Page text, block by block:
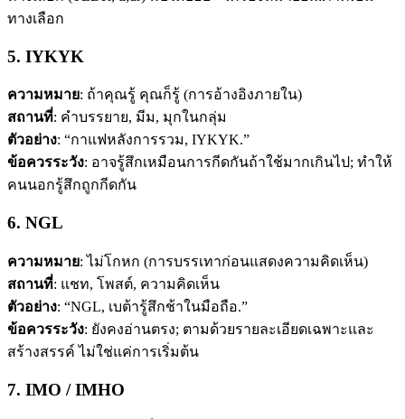
ทางเลือก
5. IYKYK
ความหมาย: ถ้าคุณรู้ คุณก็รู้ (การอ้างอิงภายใน)
สถานที่: คำบรรยาย, มีม, มุกในกลุ่ม
ตัวอย่าง: “กาแฟหลังการรวม, IYKYK.”
ข้อควรระวัง: อาจรู้สึกเหมือนการกีดกันถ้าใช้มากเกินไป; ทำให้
คนนอกรู้สึกถูกกีดกัน
6. NGL
ความหมาย: ไม่โกหก (การบรรเทาก่อนแสดงความคิดเห็น)
สถานที่: แชท, โพสต์, ความคิดเห็น
ตัวอย่าง: “NGL, เบต้ารู้สึกช้าในมือถือ.”
ข้อควรระวัง: ยังคงอ่านตรง; ตามด้วยรายละเอียดเฉพาะและ
สร้างสรรค์ ไม่ใช่แค่การเริ่มต้น
7. IMO / IMHO